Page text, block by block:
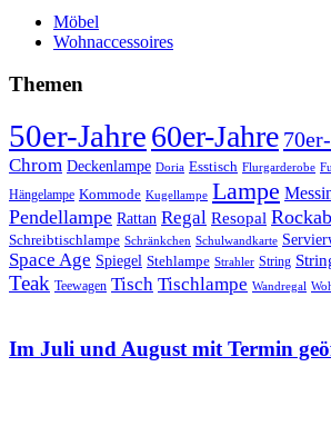
Möbel
Wohnaccessoires
Themen
50er-Jahre60er-Jahre
Chrom Deckenlampe Doria Esstisch Flurgarderobe
Hängelampe Kommode Kugellampe Lampe
Pendellampe Rattan Regal Resopal
Schreibtischlampe Schränkchen Schulwandkarte
Space Age Spiegel Stehlampe Strahler String
Teak Teewagen Tisch Tischlampe Wandregal
Im Juli und August mit Termin